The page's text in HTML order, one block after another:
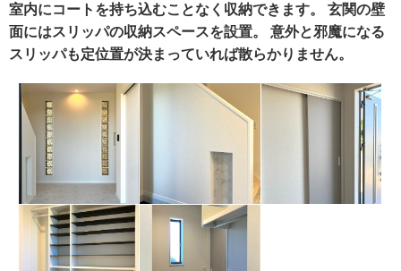
室内にコートを持ち込むことなく収納できます。 玄関の壁
面にはスリッパの収納スペースを設置。 意外と邪魔になる
スリッパも定位置が決まっていれば散らかりません。